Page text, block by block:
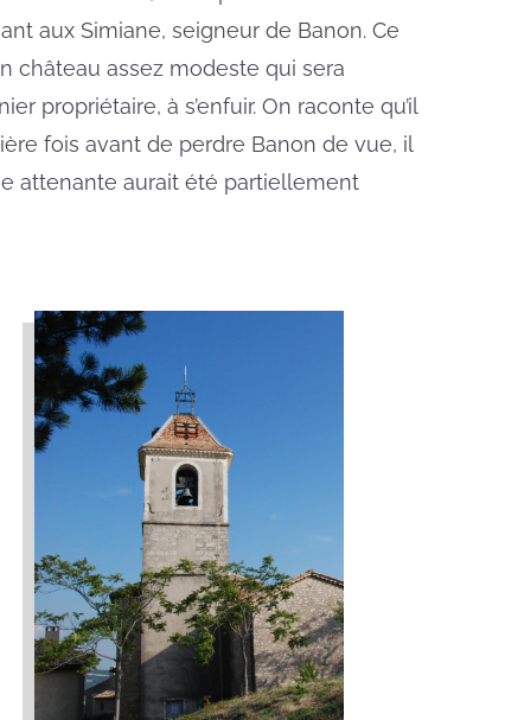
aux Simiane, seigneur de Banon. Ce
château assez modeste qui sera
propriétaire, à s’enfuir. On raconte qu’il
fois avant de perdre Banon de vue, il
attenante aurait été partiellement